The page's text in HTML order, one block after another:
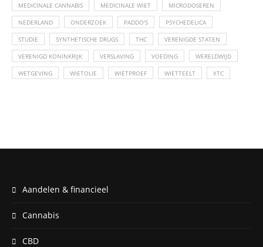
MEDICINALE CANNABIS MEDICINALE WIET MICRODOSEREN
NEDERLAND ONDERZOEK PADDO'S PSYCHEDELICA
STUDIE SYNTHETISCHE DRUGS THC VERENIGDE STATEN
VERENIGD KONINKRIJK VERSLAVING VOEDING WERELDWIJD
WETGEVING WIETOLIE WIETPROEF WIETTEELT XTC
Aandelen & financieel
Cannabis
CBD